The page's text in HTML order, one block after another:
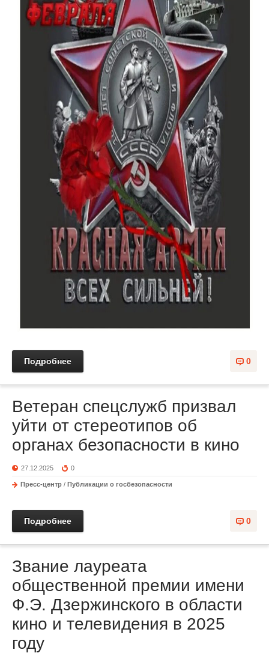
0
Подробнее
Ветеран спецслужб призвал
уйти от стереотипов об
органах безопасности в кино
27.12.2025 0
Пресс-центр / Публикации о госбезопасности
0
Подробнее
Звание лауреата
общественной премии имени
Ф.Э. Дзержинского в области
кино и телевидения в 2025
году